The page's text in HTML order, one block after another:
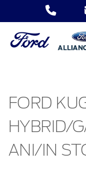
FORD
HYBRID/
ANI/IN